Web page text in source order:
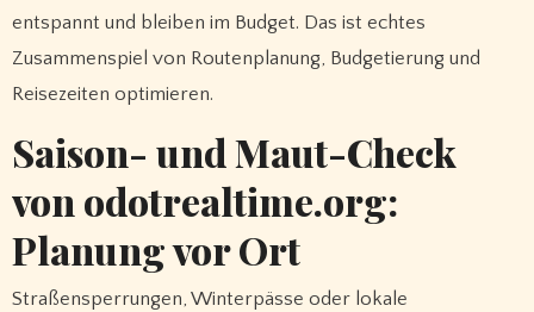
entspannt und bleiben im Budget. Das ist echtes
Zusammenspiel von Routenplanung, Budgetierung und
Reisezeiten optimieren.
Saison- und Maut-Check
von odotrealtime.org:
Planung vor Ort
Straßensperrungen, Winterpässe oder lokale